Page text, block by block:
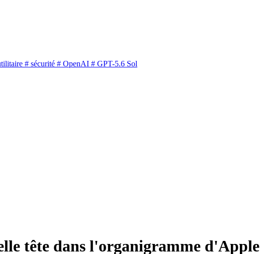
# sécurité # OpenAI # GPT-5.6 Sol
tête dans l'organigramme d'Apple